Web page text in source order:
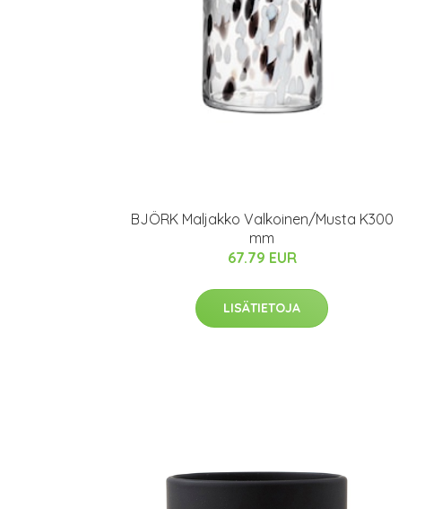
BJÖRK Maljakko Valkoinen/Musta K300
mm
67.79 EUR
LISÄTIETOJA